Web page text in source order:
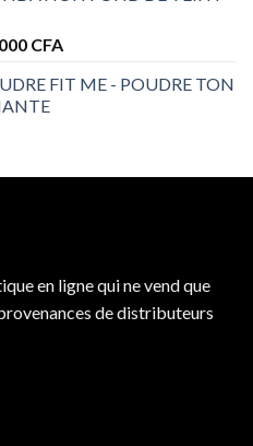
à
CFAPlage
prix :
FIT ME - POUDRE TON
en ligne qui ne vend que
de distributeurs